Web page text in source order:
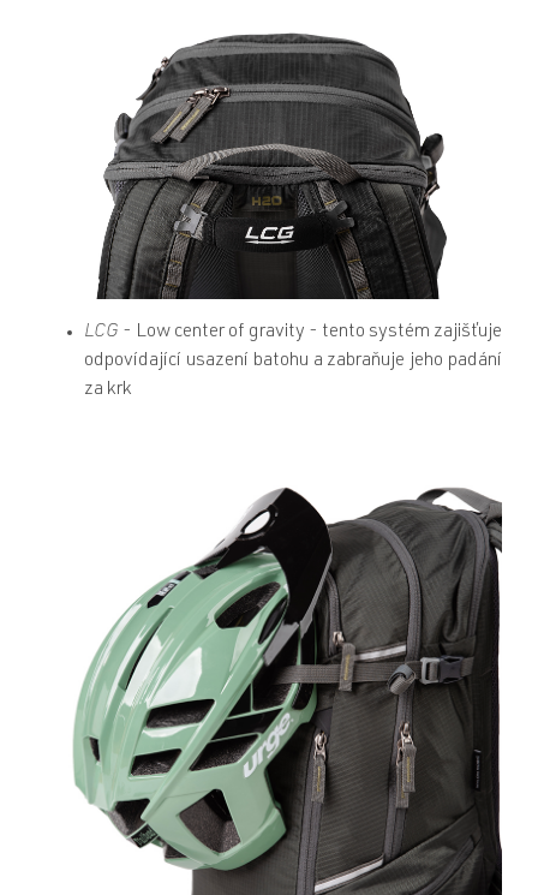
LCG - Low center of gravity - tento systém zajišťuje
odpovídající usazení batohu a zabraňuje jeho padání
za krk